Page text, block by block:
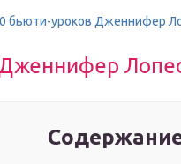
бьюти-уроков Дженнифер